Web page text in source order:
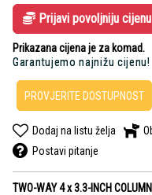
Prijavi povoljniju cijenu
Prikazana cijena je za komad.
Garantujemo najnižu cijenu!
PROVJERITE DOSTUPNOST
Dodaj na listu želja
Postavi pitanje
TWO-WAY 4 x 3.3-INCH